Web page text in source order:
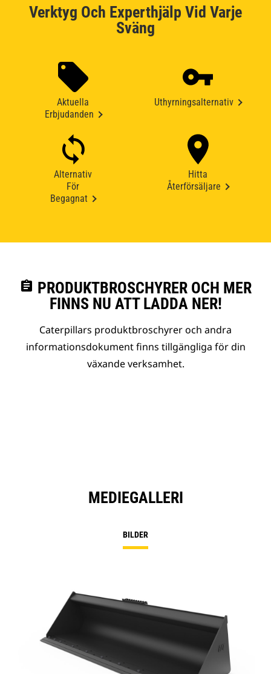
Verktyg Och Experthjälp Vid Varje
Sväng
Aktuella
Erbjudanden
Uthyrningsalternativ
Alternativ
För
Begagnat
Hitta
Återförsäljare
assignment PRODUKTBROSCHYRER OCH MER
FINNS NU ATT LADDA NER!
Caterpillars produktbroschyrer och andra
informationsdokument finns tillgängliga för din
växande verksamhet.
MEDIEGALLERI
BILDER